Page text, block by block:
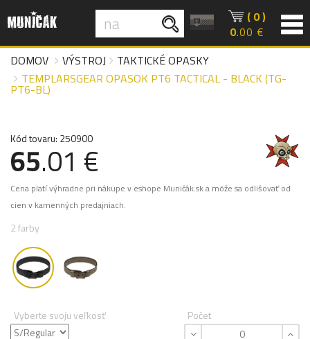
( 0 )
0.00 €
DOMOV
VÝSTROJ
TAKTICKÉ OPASKY
TEMPLARSGEAR OPASOK PT6 TACTICAL - BLACK (TG-
PT6-BL)
Kód tovaru: 250900
65.01 €
Cena platí výhradne pri nákupe v eshope Muničák.sk a môže sa odlišovať od
cien v kamenných predajniach.
2 farby
Vyberte svoju veľkosť Počet